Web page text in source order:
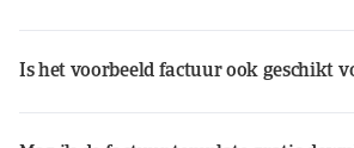
Is het voorbeeld factuur ook geschikt